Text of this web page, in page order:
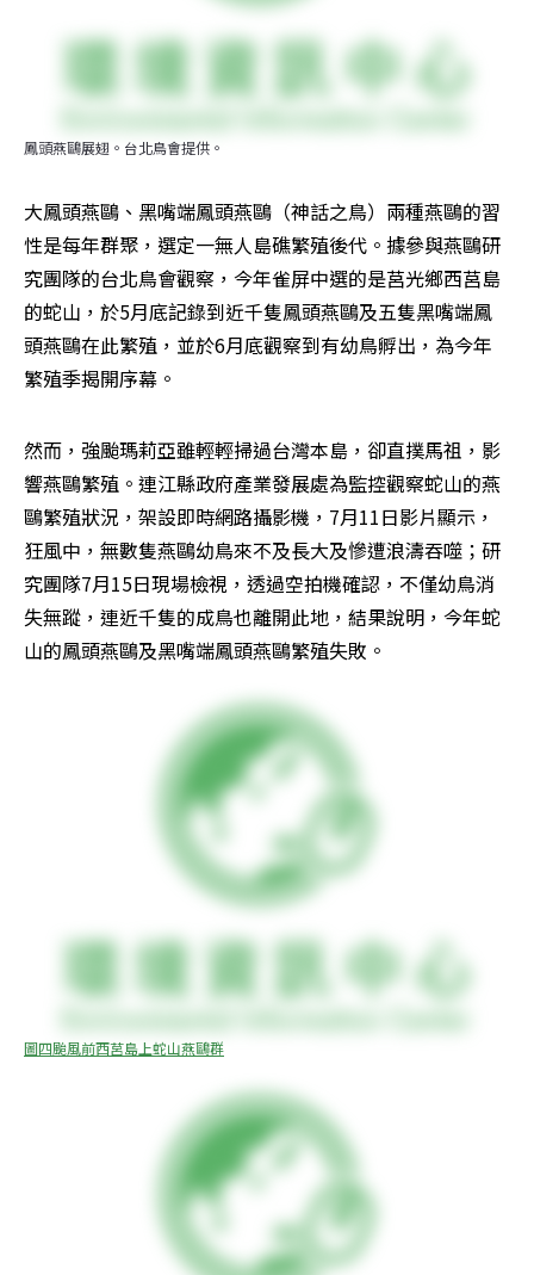
鳳頭燕鷗展翅。台北鳥會提供。
大鳳頭燕鷗、黑嘴端鳳頭燕鷗（神話之鳥）兩種燕鷗的習
性是每年群聚，選定一無人島礁繁殖後代。據參與燕鷗研
究團隊的台北鳥會觀察，今年雀屏中選的是莒光鄉西莒島
的蛇山，於5月底記錄到近千隻鳳頭燕鷗及五隻黑嘴端鳳
頭燕鷗在此繁殖，並於6月底觀察到有幼鳥孵出，為今年
繁殖季揭開序幕。
然而，強颱瑪莉亞雖輕輕掃過台灣本島，卻直撲馬祖，影
響燕鷗繁殖。連江縣政府產業發展處為監控觀察蛇山的燕
鷗繁殖狀況，架設即時網路攝影機，7月11日影片顯示，
狂風中，無數隻燕鷗幼鳥來不及長大及慘遭浪濤吞噬；研
究團隊7月15日現場檢視，透過空拍機確認，不僅幼鳥消
失無蹤，連近千隻的成鳥也離開此地，結果說明，今年蛇
山的鳳頭燕鷗及黑嘴端鳳頭燕鷗繁殖失敗。
圖四颱風前西莒島上蛇山燕鷗群